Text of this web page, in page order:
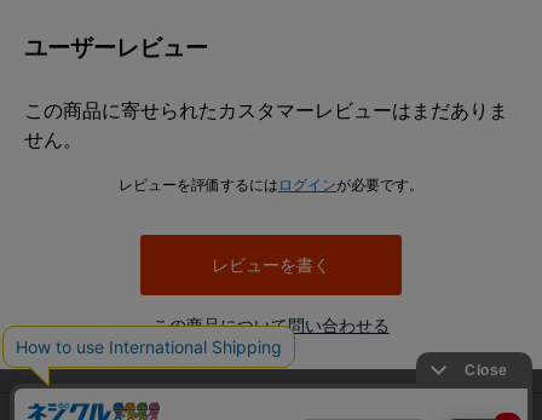
この商品について問い合わせる
ユーザーレビュー
この商品に寄せられたカスタマーレビューはまだありま
せん。
レビューを評価するには ログインが必要です。
レビューを書く
利用規約
当サイトでは利用体験の向上およびコンテンツの最適な提供、ト